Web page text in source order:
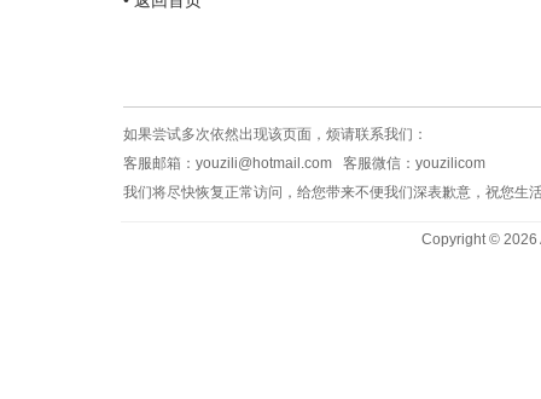
如果尝试多次依然出现该页面，烦请联系我们：
客服邮箱： youzili@hotmail.com 客服微信：youzilicom
我们将尽快恢复正常访问，给您带来不便我们深表歉意，祝您生
Copyright © 2026